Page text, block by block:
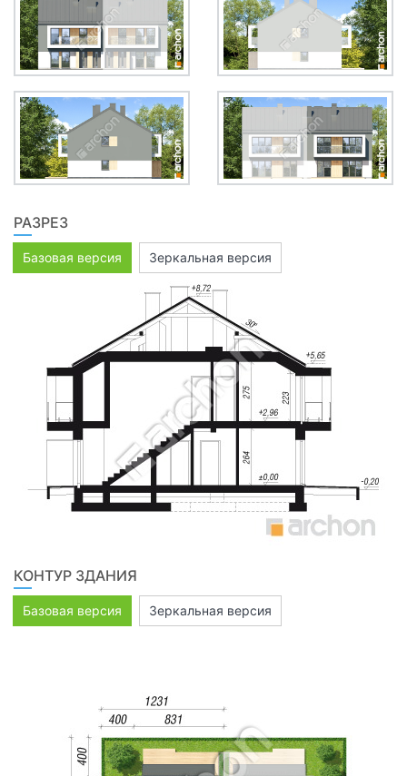
РАЗРЕЗ
Базовая версия Зеркальная версия
КОНТУР ЗДАНИЯ
Базовая версия Зеркальная версия